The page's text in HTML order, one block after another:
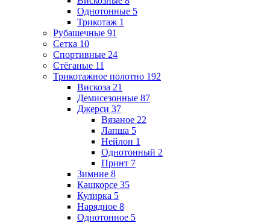
Однотонные 5
Трикотаж 1
Рубашечные 91
Сетка 10
Спортивные 24
Стёганые 11
Трикотажное полотно 192
Вискоза 21
Демисезонные 87
Джерси 37
Вязаное 22
Лапша 5
Нейлон 1
Однотонный 2
Принт 7
Зимние 8
Кашкорсе 35
Кулирка 5
Нарядное 8
Однотонное 5